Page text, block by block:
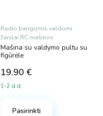
Radio bangomis valdomi
žaislai RC mašinos
Mašina su valdymo pultu su
figūrėle
19.90 €
1-2 d.d.
Pasirinkti